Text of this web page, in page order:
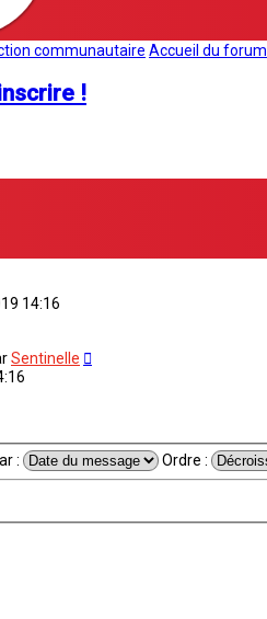
communautaire Accueil du forum
!
14:16
Sentinelle
: Ordre :